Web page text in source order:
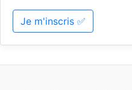
Je m'inscris ✅